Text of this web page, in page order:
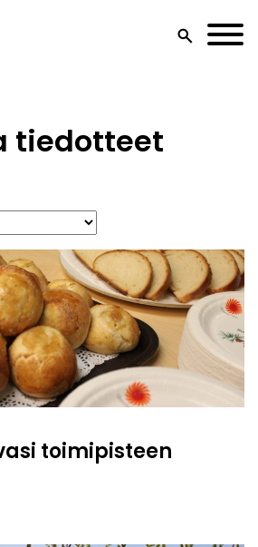
search
tiedotteet
toimipisteen